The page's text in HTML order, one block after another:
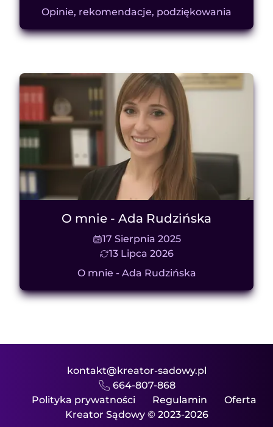
Opinie, rekomendacje, podziękowania
O mnie - Ada Rudzińska
17 Sierpnia 2025
13 Lipca 2026
O mnie - Ada Rudzińska
kontakt@kreator-sadowy.pl
664-807-868
Polityka prywatności
Regulamin
Oferta
Kreator Sądowy © 2023-2026